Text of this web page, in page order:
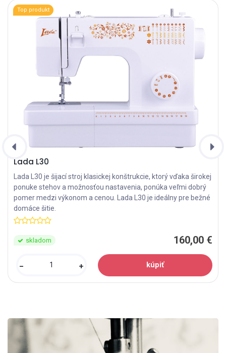
Lada L30
Lada L30 je šijací stroj klasickej konštrukcie, ktorý vďaka širokej
ponuke stehov a možnosťou nastavenia, ponúka veľmi dobrý
pomer medzi výkonom a cenou. Lada L30 je ideálny pre bežné
domáce šitie.
160,00 €
- +
skladom
Top produkt